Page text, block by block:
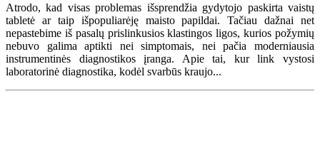
Atrodo, kad visas problemas išsprendžia gydytojo paskirta vaistų
tabletė ar taip išpopuliarėję maisto papildai. Tačiau dažnai net
nepastebime iš pasalų prislinkusios klastingos ligos, kurios požymių
nebuvo galima aptikti nei simptomais, nei pačia moderniausia
instrumentinės diagnostikos įranga. Apie tai, kur link vystosi
laboratorinė diagnostika, kodėl svarbūs kraujo...